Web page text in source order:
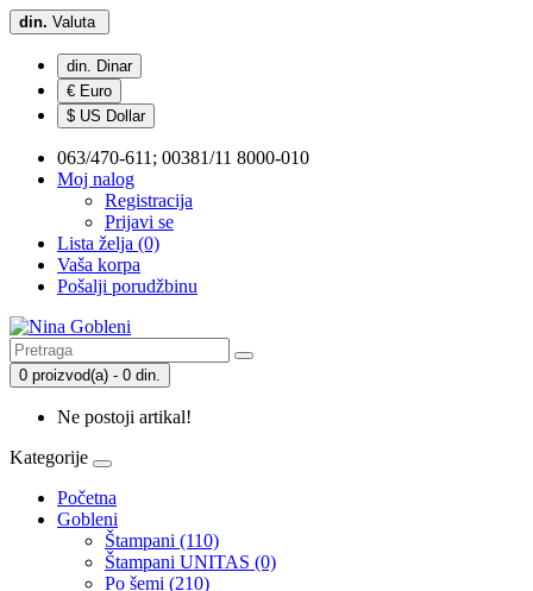
din. Valuta
din. Dinar
€ Euro
$ US Dollar
063/470-611; 00381/11 8000-010
Moj nalog
Registracija
Prijavi se
Lista želja (0)
Vaša korpa
Pošalji porudžbinu
0 proizvod(a) - 0 din.
Ne postoji artikal!
Kategorije
Početna
Gobleni
Štampani (110)
Štampani UNITAS (0)
Po šemi (210)